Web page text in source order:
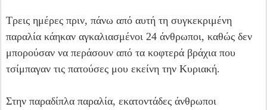
Τρεις ημέρες πριν, πάνω από αυτή τη συγκεκριμένη
παραλία κάηκαν αγκαλιασμένοι 24 άνθρωποι, καθώς δεν
μπορούσαν να περάσουν από τα κοφτερά βράχια που
τσίμπαγαν τις πατούσες μου εκείνη την Κυριακή.
Στην παραδίπλα παραλία, εκατοντάδες άνθρωποι